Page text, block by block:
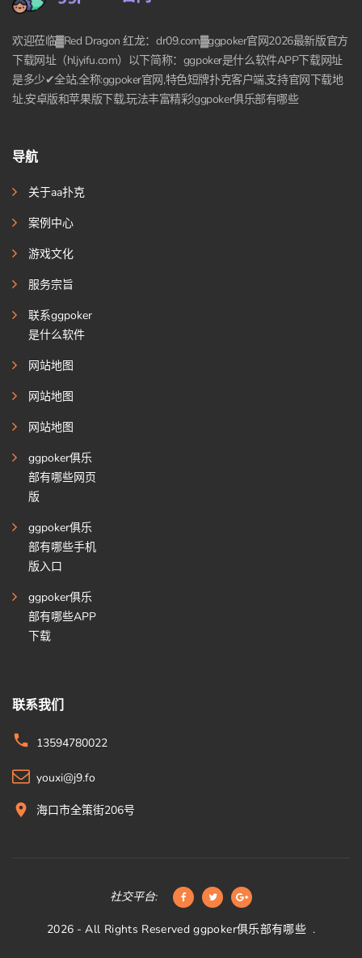
欢迎莅临▓Red Dragon 红龙：dr09.com▓ggpoker官网2026最新版官方
下载网址（hljyifu.com）以下简称：ggpoker是什么软件APP下载网址
是多少✔全站,全称:ggpoker官网,特色短牌扑克客户端,支持官网下载地
址,安卓版和苹果版下载,玩法丰富精彩!ggpoker俱乐部有哪些
导航
关于aa扑克
案例中心
游戏文化
服务宗旨
联系ggpoker
是什么软件
网站地图
网站地图
网站地图
ggpoker俱乐
部有哪些网页
版
ggpoker俱乐
部有哪些手机
版入口
ggpoker俱乐
部有哪些APP
下载
联系我们
13594780022
youxi@j9.fo
海口市全策街206号
社交平台:
2026 - All Rights Reservedggpoker俱乐部有哪些 .